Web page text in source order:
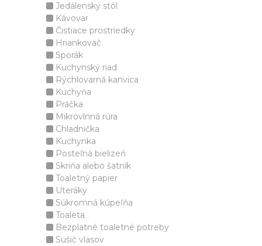
Jedálenský stôl
Kávovar
Čistiace prostriedky
Hriankovač
Sporák
Kuchynský riad
Rýchlovarná kanvica
Kuchyňa
Práčka
Mikrovlnná rúra
Chladnička
Kuchynka
Posteľná bielizeň
Skriňa alebo šatník
Toaletný papier
Uteráky
Súkromná kúpeľňa
Toaleta
Bezplatné toaletné potreby
Sušič vlasov